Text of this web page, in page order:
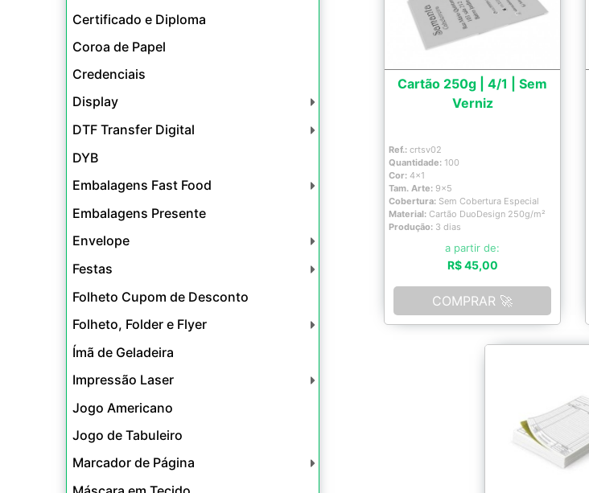
Certificado e Diploma
Coroa de Papel
Credenciais
Display
DTF Transfer Digital
DYB
Embalagens Fast Food
Embalagens Presente
Envelope
Festas
Folheto Cupom de Desconto
Folheto, Folder e Flyer
Ímã de Geladeira
Impressão Laser
Jogo Americano
Jogo de Tabuleiro
Marcador de Página
Cartão 250g | 4/1 | Sem
Verniz
Ref.: crtsv02
Quantidade: 100
Cor: 4x1
Tam. Arte: 9x5
Cobertura: Sem Cobertura Especial
Material: Cartão DuoDesign 250g/m²
Produção: 3 dias
a partir de:
R$ 45,00
COMPRAR 🚀